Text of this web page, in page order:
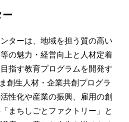
ー
ターは、地域を担う質の高い
の魅力・経営向上と人材定着
指す教育プログラムを開発す
創生人材・企業共創プログラ
性化や産業の振興、雇用の創
まちしごとファクトリー」と